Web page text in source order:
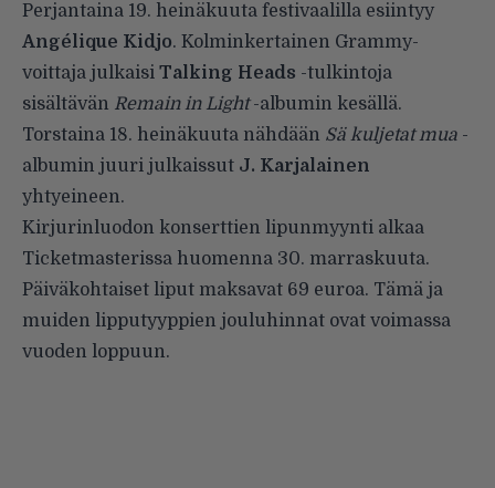
Perjantaina 19. heinäkuuta festivaalilla esiintyy
Angélique Kidjo. Kolminkertainen Grammy-
voittaja julkaisi Talking Heads -tulkintoja
sisältävän Remain in Light-albumin kesällä.
Torstaina 18. heinäkuuta nähdään Sä kuljetat mua -
albumin juuri julkaissut J. Karjalainen
yhtyeineen.
Kirjurinluodon konserttien lipunmyynti alkaa
Ticketmasterissa huomenna 30. marraskuuta.
Päiväkohtaiset liput maksavat 69 euroa. Tämä ja
muiden lipputyyppien jouluhinnat ovat voimassa
vuoden loppuun.